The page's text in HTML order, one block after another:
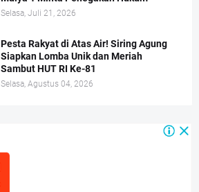
Selasa, Juli 21, 2026
Pesta Rakyat di Atas Air! Siring Agung
Siapkan Lomba Unik dan Meriah
Sambut HUT RI Ke-81
Selasa, Agustus 04, 2026